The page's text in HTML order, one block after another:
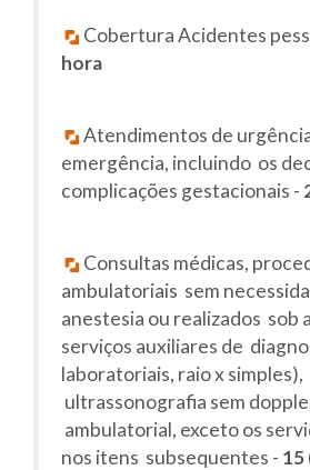
Cobertura Acidentes
hora
Atendimentos de
emergência, incluindo os
complicações gestacionais -
Consultas médicas,
ambulatoriais sem
anestesia ou realizados sob
serviços auxiliares de
laboratoriais, raio x simples),
ultrassonografia sem
ambulatorial, exceto os
nos itens subsequentes - 15